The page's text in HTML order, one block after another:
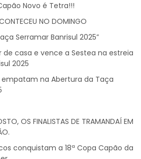
Novo é Tetra!!!
NO DOMINGO
Serramar Banrisul 2025”
de casa e vence a Sestea na estreia
2025
empatam na Abertura da Taça
OS FINALISTAS DE TRAMANDAÍ EM
conquistam a 18ª Copa Capão da